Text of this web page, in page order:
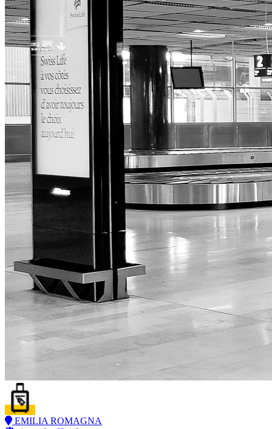
EMILIA ROMAGNA